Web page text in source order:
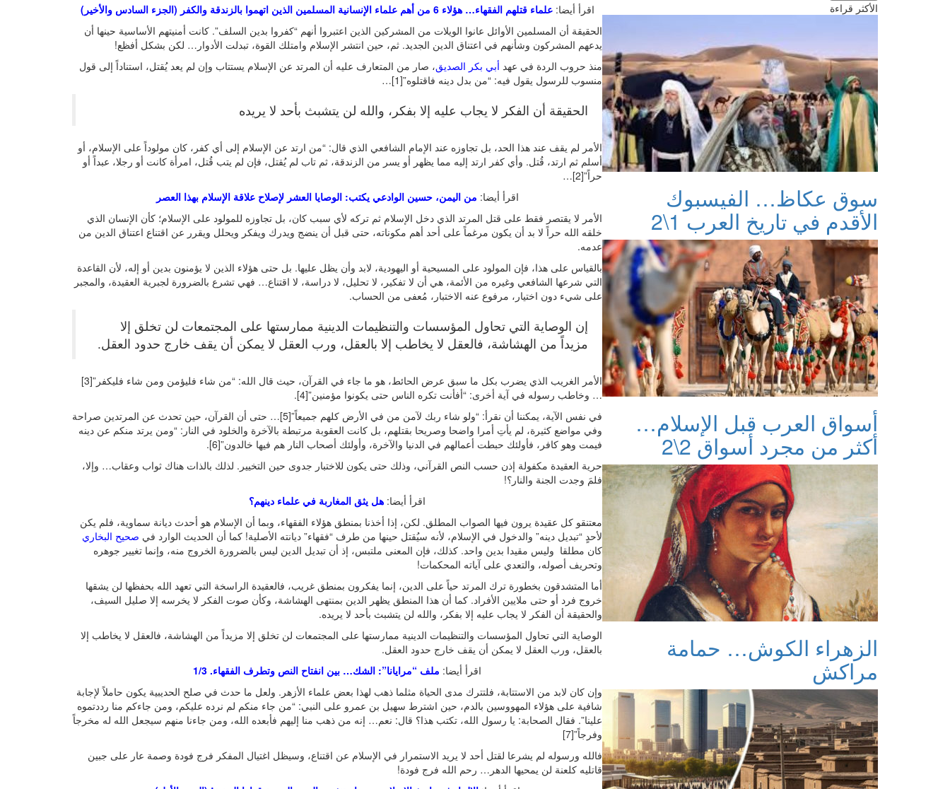
اقرأ أيضا: علماء قتلهم الفقهاء… هؤلاء 6 من أهم علماء الإنسانية المسلمين الذين اتهموا بالزندقة والكفر (الجزء السادس والأخير)
الحقيقة أن المسلمين الأوائل عانوا الويلات من المشركين الذين اعتبروا أنهم “كفروا بدين السلف”. كانت أمنيتهم الأساسية حينها أن
يدعهم المشركون وشأنهم في اعتناق الدين الجديد. ثم، حين انتشر الإسلام وامتلك القوة، تبدلت الأدوار… لكن بشكل أفظع!
منذ حروب الردة في عهد أبي بكر الصديق، صار من المتعارف عليه أن المرتد عن الإسلام يستتاب وإن لم يعد يُقتل، استناداً إلى قول
منسوب للرسول يقول فيه: “من بدل دينه فاقتلوه”[1]…
الحقيقة أن الفكر لا يجاب عليه إلا بفكر، والله لن يتشبث بأحد لا يريده
الأمر لم يقف عند هذا الحد، بل تجاوزه عند الإمام الشافعي الذي قال: “من ارتد عن الإسلام إلى أي كفر، كان مولوداً على الإسلام، أو
أسلم ثم ارتد، قُتل. وأي كفر ارتد إليه مما يظهر أو يسر من الزندقة، ثم تاب لم يُقتل، فإن لم يتب قُتل، امرأة كانت أو رجلا، عبداً أو
حراً”[2]…
اقرأ أيضا: من اليمن، حسين الوادعي يكتب: الوصايا العشر لإصلاح علاقة الإسلام بهذا العصر
الأمر لا يقتصر فقط على قتل المرتد الذي دخل الإسلام ثم تركه لأي سبب كان، بل تجاوزه للمولود على الإسلام؛ كأن الإنسان الذي
خلقه الله حراً لا بد أن يكون مرغماً على أحد أهم مكوناته، حتى قبل أن ينضج ويدرك ويفكر ويحلل ويقرر عن اقتناع اعتناق الدين من
عدمه.
بالقياس على هذا، فإن المولود على المسيحية أو اليهودية، لابد وأن يظل عليها. بل حتى هؤلاء الذين لا يؤمنون بدين أو إله، لأن القاعدة
التي شرعها الشافعي وغيره من الأئمة، هي أن لا تفكير، لا تحليل، لا دراسة، لا اقتناع… فهي تشرع بالضرورة لجبرية العقيدة، والمجبر
على شيء دون اختيار، مرفوع عنه الاختبار، مُعفى من الحساب.
إن الوصاية التي تحاول المؤسسات والتنظيمات الدينية ممارستها على المجتمعات لن تخلق إلا
مزيداً من الهشاشة، فالعقل لا يخاطب إلا بالعقل، ورب العقل لا يمكن أن يقف خارج حدود العقل.
الأمر الغريب الذي يضرب بكل ما سبق عرض الحائط، هو ما جاء في القرآن، حيث قال الله: “من شاء فليؤمن ومن شاء فليكفر”[3]
… وخاطب رسوله في آية أخرى: “أفأنت تكره الناس حتى يكونوا مؤمنين”[4].
في نفس الآية، يمكننا أن نقرأ: “ولو شاء ربك لآمن من في الأرض كلهم جميعاً”[5]… حتى أن القرآن، حين تحدث عن المرتدين صراحة
وفي مواضع كثيرة، لم يأتِ أمرا واضحا وصريحا بقتلهم، بل كانت العقوبة مرتبطة بالآخرة والخلود في النار: “ومن يرتد منكم عن دينه
فيمت وهو كافر، فأولئك حبطت أعمالهم في الدنيا والآخرة، وأولئك أصحاب النار هم فيها خالدون”[6].
حرية العقيدة مكفولة إذن حسب النص القرآني، وذلك حتى يكون للاختبار جدوى حين التخيير. لذلك بالذات هناك ثواب وعقاب… وإلا،
فلمَ وجدت الجنة والنار؟!
اقرأ أيضا: هل يثق المغاربة في علماء دينهم؟
معتنقو كل عقيدة يرون فيها الصواب المطلق. لكن، إذا أخذنا بمنطق هؤلاء الفقهاء، وبما أن الإسلام هو أحدث ديانة سماوية، فلم يكن
لأحدٍ “تبديل دينه” والدخول في الإسلام، لأنه سيُقتل حينها من طرف “فقهاء” ديانته الأصلية! كما أن الحديث الوارد في صحيح البخاري
كان مطلقا وليس مقيدا بدين واحد. كذلك، فإن المعنى ملتبس، إذ أن تبديل الدين ليس بالضرورة الخروج منه، وإنما تغيير جوهره
وتحريف أصوله، والتعدي على آياته المحكمات!
أما المتشدقون بخطورة ترك المرتد حياً على الدين، إنما يفكرون بمنطق غريب، فالعقيدة الراسخة التي تعهد الله بحفظها لن يشقها
خروج فرد أو حتى ملايين الأفراد. كما أن هذا المنطق يظهر الدين بمنتهى الهشاشة، وكأن صوت الفكر لا يخرسه إلا صليل السيف،
والحقيقة أن الفكر لا يجاب عليه إلا بفكر، والله لن يتشبث بأحد لا يريده.
الوصاية التي تحاول المؤسسات والتنظيمات الدينية ممارستها على المجتمعات لن تخلق إلا مزيداً من الهشاشة، فالعقل لا يخاطب إلا
بالعقل، ورب العقل لا يمكن أن يقف خارج حدود العقل.
اقرأ أيضا: ملف “مرايانا”: الشك… بين انفتاح النص وتطرف الفقهاء. 1/3
وإن كان لابد من الاستتابة، فلتترك مدى الحياة مثلما ذهب لهذا بعض علماء الأزهر. ولعل ما حدث في صلح الحديبية يكون حاملاً لإجابة
شافية على هؤلاء المهووسين بالدم، حين اشترط سهيل بن عمرو على النبي: “من جاء منكم لم نرده عليكم، ومن جاءكم منا رددتموه
علينا”. فقال الصحابة: يا رسول الله، تكتب هذا؟ قال: نعم… إنه من ذهب منا إليهم فأبعده الله، ومن جاءنا منهم سيجعل الله له مخرجاً
وفرجاً”[7]
فالله ورسوله لم يشرعا لقتل أحد لا يريد الاستمرار في الإسلام عن اقتناع، وسيظل اغتيال المفكر فرج فودة وصمة عار على جبين
قاتليه كلعنة لن يمحيها الدهر… رحم الله فرج فودة!
الأكثر قراءة
سوق عكاظ… الفيسبوك
الأقدم في تاريخ العرب 1\2
أسواق العرب قبل الإسلام…
أكثر من مجرد أسواق 2\2
الزهراء الكوش… حمامة
مراكش